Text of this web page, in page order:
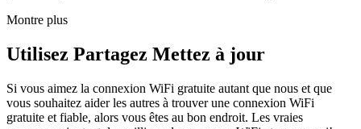
Montre plus
Utilisez Partagez Mettez à jour
Si vous aimez la connexion WiFi gratuite autant que nous et que
vous souhaitez aider les autres à trouver une connexion WiFi
gratuite et fiable, alors vous êtes au bon endroit. Les vraies